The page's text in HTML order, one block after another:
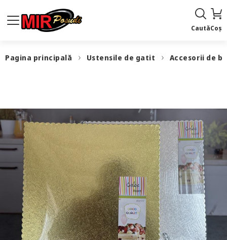
CautăCoș
Pagina principală Ustensile de gatit Accesorii de